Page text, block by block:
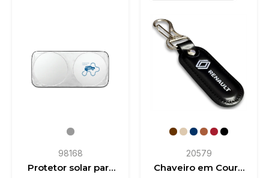
98168
Protetor solar para
20579
Chaveiro em Couro